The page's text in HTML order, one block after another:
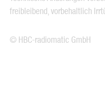
freibleibend, vorbehaltlich
© HBC-radiomatic GmbH